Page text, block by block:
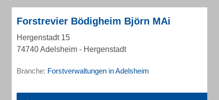
Forstrevier Bödigheim Björn MAi
Hergenstadt 15
74740 Adelsheim - Hergenstadt
Branche: Forstverwaltungen in Adelsheim